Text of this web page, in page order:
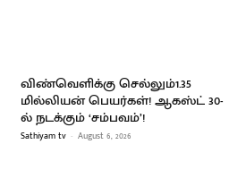
விண்வெளிக்கு செல்லும்1.35
மில்லியன் பெயர்கள்! ஆகஸ்ட் 30-
ல் நடக்கும் ‘சம்பவம்’!
Sathiyam tv - August 6, 2026